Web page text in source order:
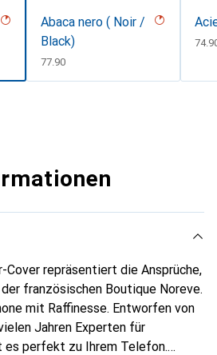
Abaca nero ( Noir /
Black)
CHF
77.90
CHF
Cover repräsentiert die Ansprüche,
französischen Boutique Noreve.
mit Raffinesse. Entworfen von
Jahren Experten für
es perfekt zu Ihrem Telefon.